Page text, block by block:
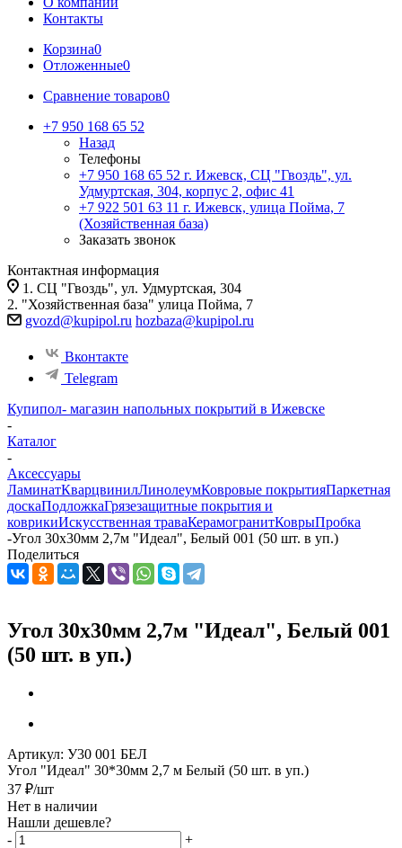
Контакты
Корзина0
Отложенные0
Сравнение товаров0
+7 950 168 65 52
Назад
Телефоны
+7 950 168 65 52 г. Ижевск, СЦ "Гвоздь", ул.
Удмуртская, 304, корпус 2, офис 41
+7 922 501 63 11 г. Ижевск, улица Пойма, 7
(Хозяйственная база)
Заказать звонок
Контактная информация
1. СЦ "Гвоздь", ул. Удмуртская, 304
2. "Хозяйственная база" улица Пойма, 7
gvozd@kupipol.ru hozbaza@kupipol.ru
Вконтакте
Telegram
Купипол- магазин напольных покрытий в Ижевске
-
Каталог
-
Аксессуары
ЛаминатКварцвинилЛинолеумКовровые покрытияПаркетная
доскаПодложкаГрязезащитные покрытия и
коврикиИскусственная траваКерамогранитКоврыПробка
-Угол 30х30мм 2,7м "Идеал", Белый 001 (50 шт. в уп.)
Поделиться
Угол 30х30мм 2,7м "Идеал", Белый 001
(50 шт. в уп.)
Артикул: У30 001 БЕЛ
Угол "Идеал" 30*30мм 2,7 м Белый (50 шт. в уп.)
37 ₽/шт
Нет в наличии
Нашли дешевле?
-
+